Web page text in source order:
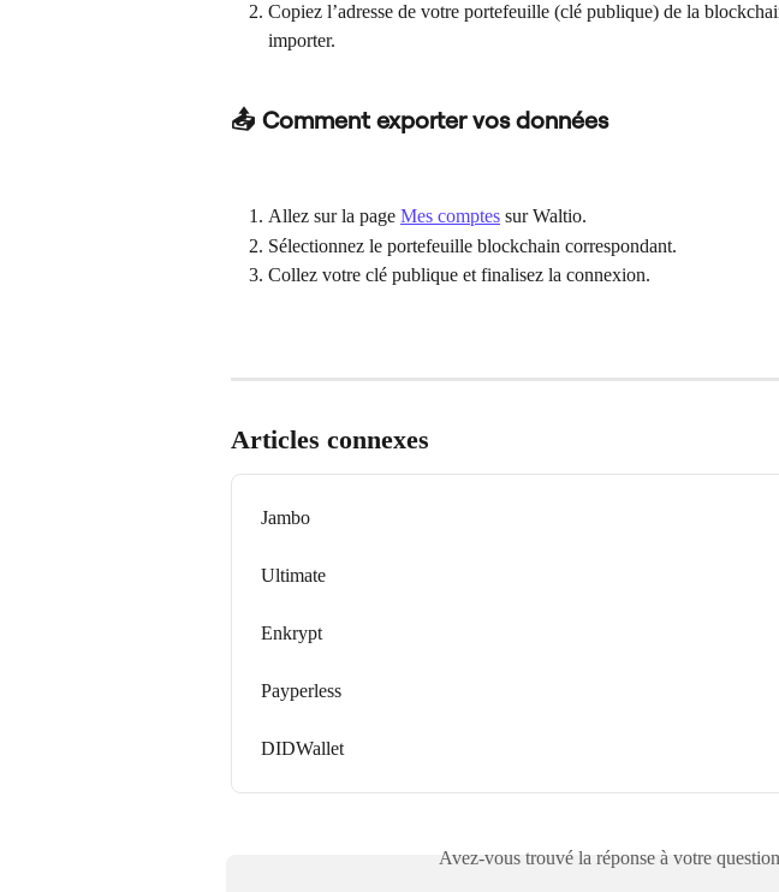
Copiez l’adresse de votre portefeuille (clé publique) de la
importer.
📤 Comment exporter vos données
Allez sur la page Mes comptes sur Waltio.
Sélectionnez le portefeuille blockchain correspondant.
Collez votre clé publique et finalisez la connexion.
Articles connexes
Jambo
Ultimate
Enkrypt
Payperless
DIDWallet
Avez-vous trouvé la réponse à votre